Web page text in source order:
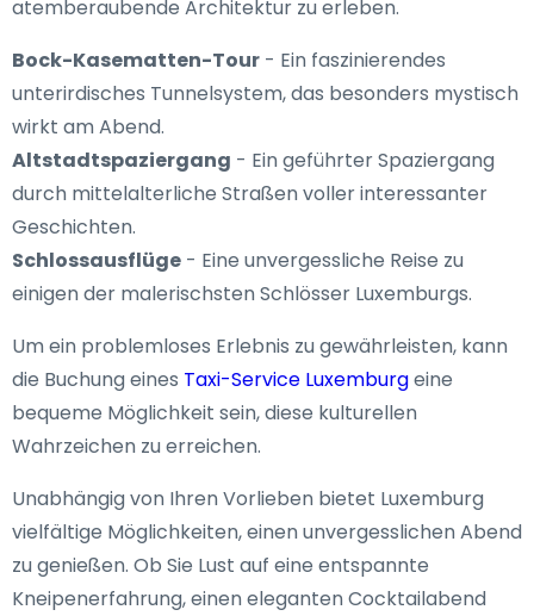
atemberaubende Architektur zu erleben.
Bock-Kasematten-Tour - Ein faszinierendes
unterirdisches Tunnelsystem, das besonders mystisch
wirkt am Abend.
Altstadtspaziergang - Ein geführter Spaziergang
durch mittelalterliche Straßen voller interessanter
Geschichten.
Schlossausflüge - Eine unvergessliche Reise zu
einigen der malerischsten Schlösser Luxemburgs.
Um ein problemloses Erlebnis zu gewährleisten, kann
die Buchung eines Taxi-Service Luxemburgeine
bequeme Möglichkeit sein, diese kulturellen
Wahrzeichen zu erreichen.
Unabhängig von Ihren Vorlieben bietet Luxemburg
vielfältige Möglichkeiten, einen unvergesslichen Abend
zu genießen. Ob Sie Lust auf eine entspannte
Kneipenerfahrung, einen eleganten Cocktailabend